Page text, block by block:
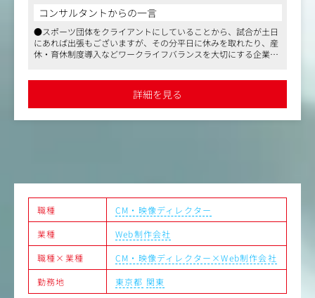
・素材の撮影（写真、動画）
・編集（グラフィック、映像）
・キャプション制作
・投稿及びモニタリング
・データ分析や企画立案
映像を撮影し編集するだけでなく、担当するチームや選手
との関係構築が鍵を握るポジションです。「今日は〇〇を
コンサルタントからの一言
●スポーツ団体をクライアントにしていることから、試合が土日
にあれば出張もございますが、その分平日に休みを取れたり、産
休・育休制度導入などワークライフバランスを大切にする企業で
●スポーツ好きには非常にマッチングする案件です。スポーツ業
界の未来を一緒につくってくれる方を求めています
詳細を見る
職種
CM・映像ディレクター
業種
Web制作会社
職種×業種
CM・映像ディレクター×Web制作会社
勤務地
東京都 関東